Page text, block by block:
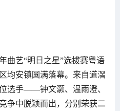
曲艺“明日之星”选拔赛粤语
均安镇圆满落幕。来自道滘
选手——钟文灏、温雨澄、
争中脱颖而出，分别荣获二